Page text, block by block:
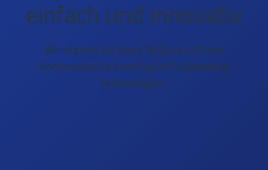
einfach und innovativ
Wir stehen für klare Abläufe, offene
Kommunikation und zukunftsweisende
Technologien.